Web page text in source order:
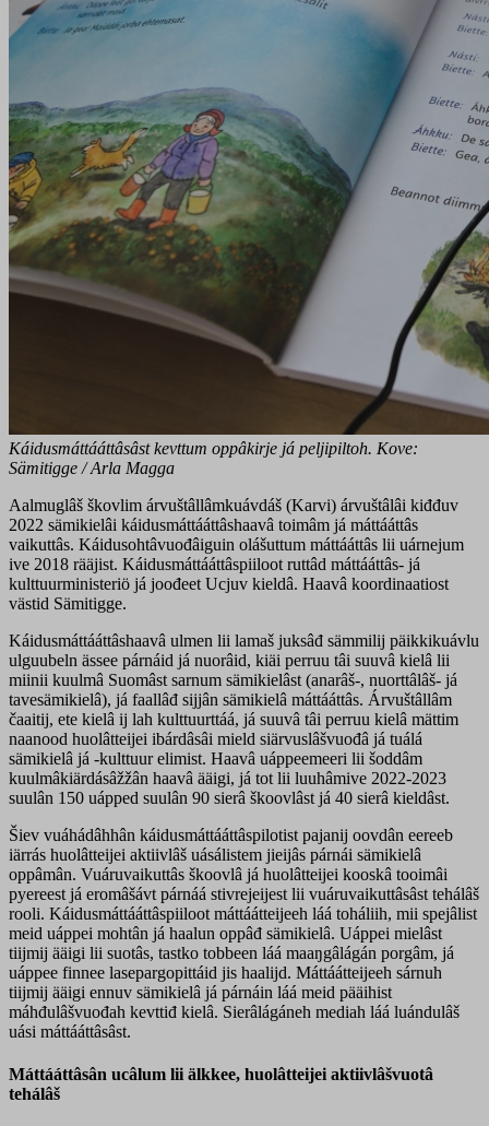
Káidusmáttááttâsâst kevttum oppâkirje já peljipiltoh. Kove:
Sämitigge / Arla Magga
Aalmuglâš škovlim árvuštâllâmkuávdáš (Karvi) árvuštâlâi kiđđuv
2022 sämikielâi káidusmáttááttâshaavâ toimâm já máttááttâs
vaikuttâs. Káidusohtâvuođâiguin olášuttum máttááttâs lii uárnejum
ive 2018 rääjist. Káidusmáttááttâspiiloot ruttâd máttááttâs- já
kulttuurministeriö já joođeet Ucjuv kieldâ. Haavâ koordinaatiost
västid Sämitigge.
Káidusmáttááttâshaavâ ulmen lii lamaš juksâđ sämmilij päikkikuávlu
ulguubeln ässee párnáid já nuorâid, kiäi perruu tâi suuvâ kielâ lii
miinii kuulmâ Suomâst sarnum sämikielâst (anarâš-, nuorttâlâš- já
tavesämikielâ), já faallâđ sijjân sämikielâ máttááttâs. Árvuštâllâm
čaaitij, ete kielâ ij lah kulttuurttáá, já suuvâ tâi perruu kielâ mättim
naanood huolâtteijei ibárdâsâi mield siärvuslâšvuođâ já tuálá
sämikielâ já -kulttuur elimist. Haavâ uáppeemeeri lii šoddâm
kuulmâkiärdásâžžân haavâ ääigi, já tot lii luuhâmive 2022-2023
suulân 150 uápped suulân 90 sierâ škoovlâst já 40 sierâ kieldâst.
Šiev vuáhádâhhân káidusmáttááttâspilotist pajanij oovdân eereeb
iärrás huolâtteijei aktiivlâš uásálistem jieijâs párnái sämikielâ
oppâmân. Vuáruvaikuttâs škoovlâ já huolâtteijei kooskâ tooimâi
pyereest já eromâšávt párnáá stivrejeijest lii vuáruvaikuttâsâst tehálâš
rooli. Káidusmáttááttâspiiloot máttáátteijeeh láá toháliih, mii spejâlist
meid uáppei mohtân já haalun oppâđ sämikielâ. Uáppei mielâst
tiijmij ääigi lii suotâs, tastko tobbeen láá maaŋgâlágán porgâm, já
uáppee finnee lasepargopittáid jis haalijd. Máttáátteijeeh sárnuh
tiijmij ääigi ennuv sämikielâ já párnáin láá meid pääihist
máhđulâšvuođah kevttiđ kielâ. Sierâlágáneh mediah láá luándulâš
uási máttááttâsâst.
Máttááttâsân ucâlum lii älkkee, huolâtteijei aktiivlâšvuotâ
tehálâš